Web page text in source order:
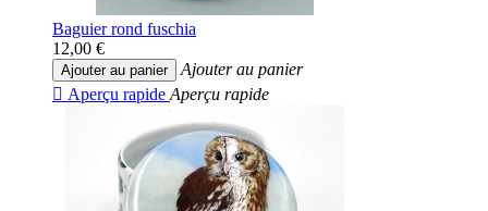
Baguier rond fuschia
12,00 €
Ajouter au panier
Ajouter au panier
 Aperçu rapide Aperçu rapide